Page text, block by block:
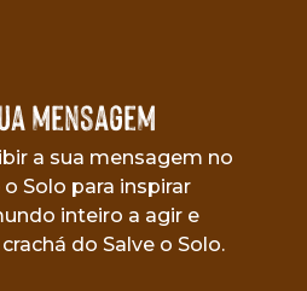
mensagem
a sua mensagem no
Solo para inspirar
inteiro a agir e
do Salve o Solo.